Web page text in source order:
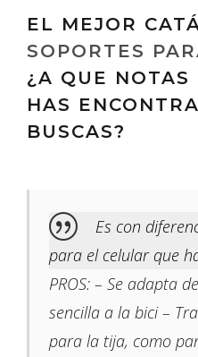
EL MEJOR
SOPORTES
¿A QUE NOTAS
HAS
BUSCAS?
Es con
para el celular que
PROS: – Se adapta
sencilla a la bici –
para la tija, como